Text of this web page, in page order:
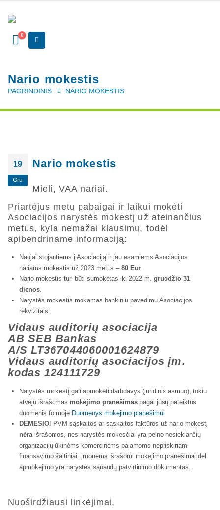
0
Nario mokestis
PAGRINDINIS NARIO MOKESTIS
19
Gru
Nario mokestis
Mieli, VAA nariai.
Priartėjus metų pabaigai ir laikui mokėti
Asociacijos narystės mokestį už ateinančius
metus, kyla nemažai klausimų, todėl
apibendriname informaciją:
Naujai stojantiems į Asociaciją ir jau esamiems Asociacijos
nariams mokestis už 2023 metus –80 Eur
Nario mokestis turi būti sumokėtas iki 2022 m.gruodžio 31
dienos
Narystės mokestis mokamas bankiniu pavedimu Asociacijos
rekvizitais:
Vidaus auditorių asociacija
AB SEB Bankas
A/S LT367044060001624879
Vidaus auditorių asociacijos įm.
kodas 124111729
Narystės mokestį gali apmokėti darbdavys (juridinis asmuo), tokiu
atveju išrašomas mokėjimo pranešimas pagal jūsų pateiktus
duomenis formoje Duomenys mokėjimo pranešimui
DĖMESIO! PVM sąskaitos ar sąskaitos faktūros už nario mokestį
nėra išrašomos, nes narystės mokesčiai yra pelno nesiekiančių
organizacijų ūkinėms komercinėms pajamoms nepriskiriami
finansavimo šaltiniai. Įmonėms išrašomi mokėjimo pranešimai dėl
apmokėjimo yra narystės sąnaudų patvirtinimo dokumentas.
Nuoširdžiausi linkėjimai,